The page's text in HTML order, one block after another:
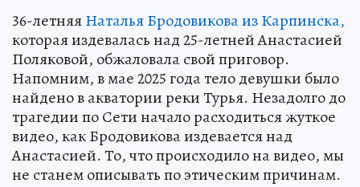
36-летняяНаталья Бродовикова из Карпинска,
которая издевалась над 25-летней Анастасией
Поляковой, обжаловала свой приговор.
Напомним, в мае 2025 года тело девушки было
найдено в акватории реки Турья. Незадолго до
трагедии по Сети начало расходиться жуткое
видео, как Бродовикова издевается над
Анастасией. То, что происходило на видео, мы
не станем описывать по этическим причинам.